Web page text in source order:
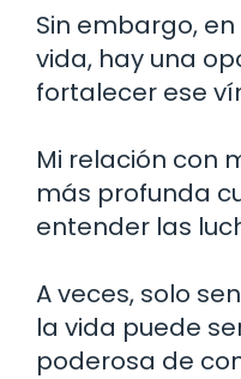
Sin embargo,
vida, hay una
fortalecer ese
Mi relación con
más profunda
entender las
A veces, solo
la vida puede
poderosa de